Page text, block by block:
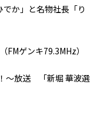
か」と名物社長「り
ゲンキ79.3MHz）
放送 「新堀 華波選